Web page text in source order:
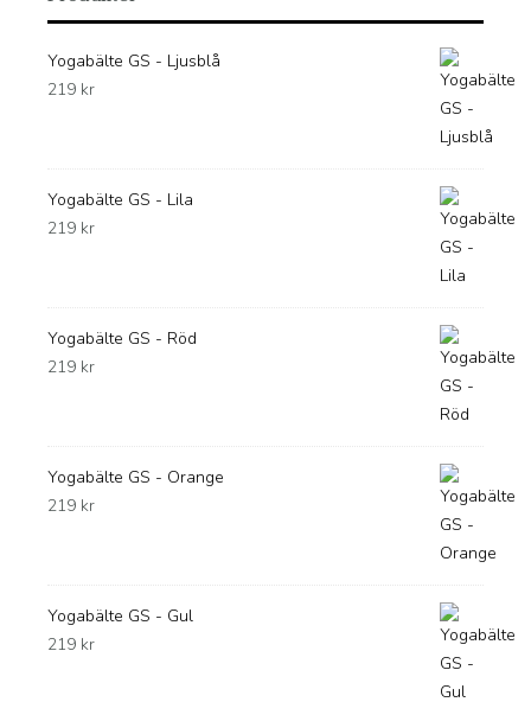
Yogabälte GS - Ljusblå
219 kr
Yogabälte GS - Lila
219 kr
Yogabälte GS - Röd
219 kr
Yogabälte GS - Orange
219 kr
Yogabälte GS - Gul
219 kr